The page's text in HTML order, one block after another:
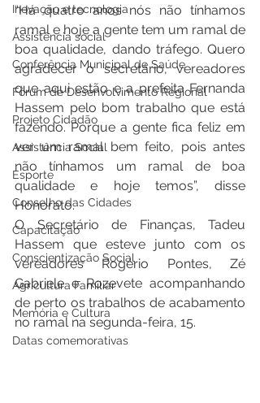
Inovação e tecnologia
Assistência social
Conferência Municipal de Saúde
Fórum de Desenvolvimento Regional
Projeto Cidadão
Assistência Social
Esporte
Conselho das Cidades
Capacitação
Conscientização Social
Agricultura Familiar
Memória e Cultura
Datas comemorativas
“Há quatro anos nós não tínhamos
ramal e hoje a gente tem um ramal de
boa qualidade, dando tráfego. Quero
agradecer o secretário, vereadores
que aqui estão e a prefeita Fernanda
Hassem pelo bom trabalho que está
fazendo. Porque a gente fica feliz em
ver um ramal bem feito, pois antes
não tínhamos um ramal de boa
qualidade e hoje temos”, disse
Honorato.
O Secretário de Finanças, Tadeu
Hassem que esteve junto com os
vereadores Rogério Pontes, Zé
Gabriele e Rozevete acompanhando
de perto os trabalhos de acabamento
no ramal na segunda-feira, 15.